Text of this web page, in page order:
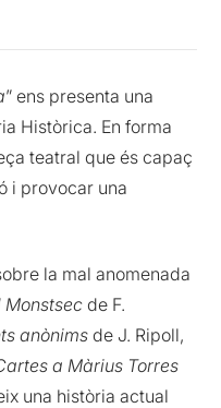
” ens presenta una
Històrica. En forma
teatral que és capaç
i provocar una
la mal anomenada
de F.
anònims de J. Ripoll,
a Màrius Torres
una història actual